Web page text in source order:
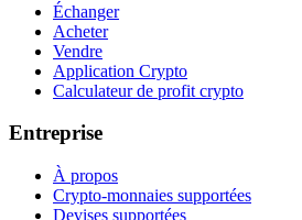
Échanger
Acheter
Vendre
Application Crypto
Calculateur de profit crypto
Entreprise
À propos
Crypto-monnaies supportées
Devises supportées